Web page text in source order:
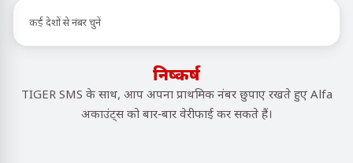
कई देशों से नंबर चुनें
निष्कर्ष
TIGER SMS के साथ, आप अपना प्राथमिक नंबर छुपाए रखते हुए Alfa
अकाउंट्स को बार-बार वेरीफाई कर सकते हैं।